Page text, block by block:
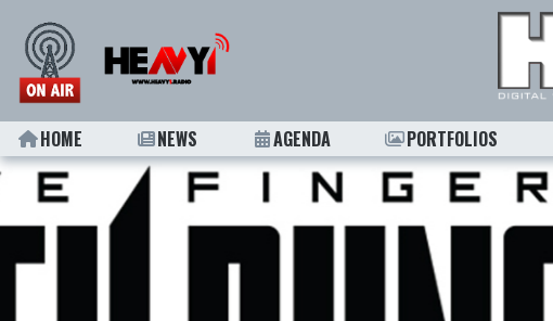
HOME NEWS AGENDA PORTFOLIOS